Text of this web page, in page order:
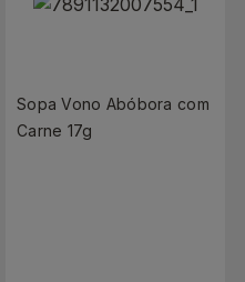
Sopa Vono Abóbora com
Carne 17g